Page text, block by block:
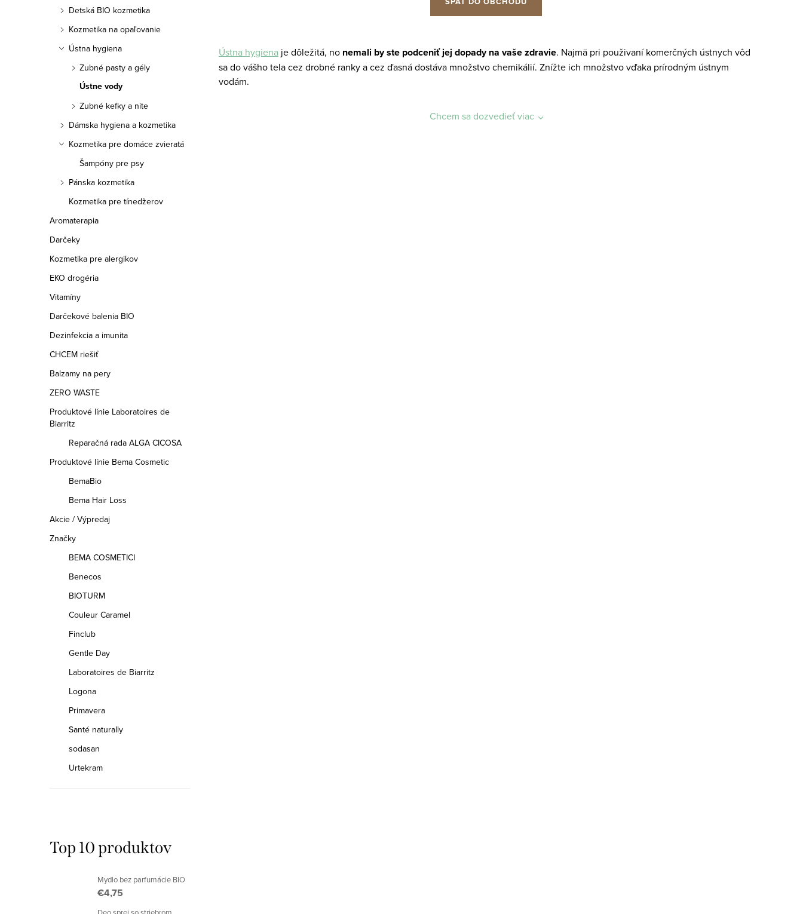
n
Detská BIO kozmetika
Kozmetika na opaľovanie
Ústna hygiena
Zubné pasty a gély
Ústne vody
Zubné kefky a nite
Dámska hygiena a kozmetika
Kozmetika pre domáce zvieratá
Šampóny pre psy
Pánska kozmetika
Kozmetika pre tínedžerov
Aromaterapia
Darčeky
Kozmetika pre alergikov
EKO drogéria
Vitamíny
Darčekové balenia BIO
Dezinfekcia a imunita
CHCEM riešiť
Balzamy na pery
ZERO WASTE
Produktové línie Laboratoires de
Biarritz
Reparačná rada ALGA CICOSA
Produktové línie Bema Cosmetic
BemaBio
Bema Hair Loss
Akcie / Výpredaj
Značky
BEMA COSMETICI
Benecos
BIOTURM
Couleur Caramel
Finclub
Gentle Day
Laboratoires de Biarritz
Logona
Primavera
Santé naturally
sodasan
Urtekram
Top 10 produktov
Mydlo bez parfumácie BIO
€4,75
Ústna hygiena je dôležitá, no nemali by ste podceniť jej dopady na vaše zdravie. Najmä pri použivaní komerčných ústnych vôd
sa do vášho tela cez drobné ranky a cez ďasná dostáva množstvo chemikálií. Znížte ich množstvo vďaka prírodným ústnym
vodám.
Chcem sa dozvedieť viac